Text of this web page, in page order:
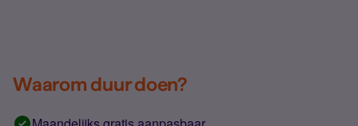
Waarom duur doen?